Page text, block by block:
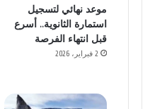
موعد نهائي لتسجيل
استمارة الثانوية.. أسرع
قبل انتهاء الفرصة
2 فبراير، 2026